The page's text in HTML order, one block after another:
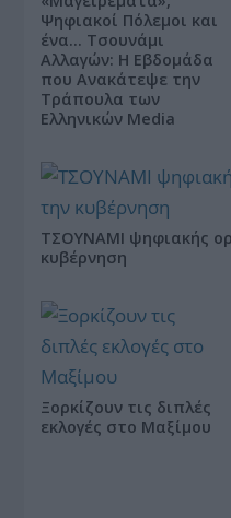
Ψηφιακοί Πόλεμοι και
ένα… Τσουνάμι
Αλλαγών: Η Εβδομάδα
που Ανακάτεψε την
Τράπουλα των
Ελληνικών Media
ΤΣΟΥΝΑΜΙ ψηφιακής
κυβέρνηση
Ξορκίζουν τις διπλές
εκλογές στο Μαξίμου